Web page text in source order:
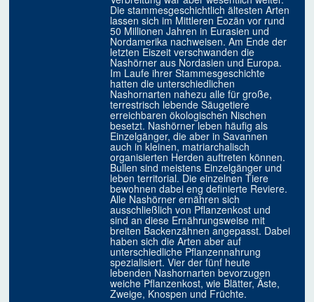
Die stammesgeschichtlich ältesten Arten
lassen sich im Mittleren Eozän vor rund
50 Millionen Jahren in Eurasien und
Nordamerika nachweisen. Am Ende der
letzten Eiszeit verschwanden die
Nashörner aus Nordasien und Europa.
Im Laufe ihrer Stammesgeschichte
hatten die unterschiedlichen
Nashornarten nahezu alle für große,
terrestrisch lebende Säugetiere
erreichbaren ökologischen Nischen
besetzt. Nashörner leben häufig als
Einzelgänger, die aber in Savannen
auch in kleinen, matriarchalisch
organisierten Herden auftreten können.
Bullen sind meistens Einzelgänger und
leben territorial. Die einzelnen Tiere
bewohnen dabei eng definierte Reviere.
Alle Nashörner ernähren sich
ausschließlich von Pflanzenkost und
sind an diese Ernährungsweise mit
breiten Backenzähnen angepasst. Dabei
haben sich die Arten aber auf
unterschiedliche Pflanzennahrung
spezialisiert. Vier der fünf heute
lebenden Nashornarten bevorzugen
weiche Pflanzenkost, wie Blätter, Äste,
Zweige, Knospen und Früchte.